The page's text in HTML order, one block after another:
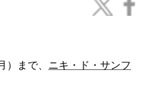
）まで、 ニキ・ド・サンフ